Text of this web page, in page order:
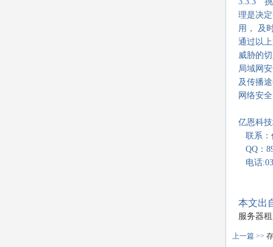
理是决
用， 及
通过以
威胁的
局域网
及传播
网络安
亿恩科
联系：
QQ：
电话
本文出
服务器
上一篇 >>